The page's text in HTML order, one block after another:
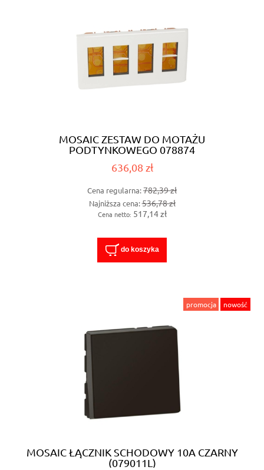
MOSAIC ZESTAW DO MOTAŻU
PODTYNKOWEGO 078874
636,08 zł
Cena regularna:782,39 zł
Najniższa cena:536,78 zł
Cena netto: 517,14 zł
do koszyka
MOSAIC ŁĄCZNIK SCHODOWY 10A CZARNY
(079011L)
promocja nowość